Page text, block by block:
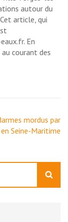
autour du
article, qui
En
courant des
mordus par
Seine-Maritime